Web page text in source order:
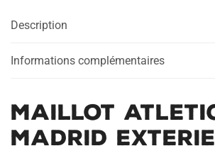
Description
Informations complémentaires
Maillot
Madrid